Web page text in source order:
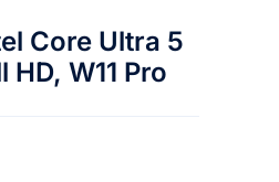
Core Ultra 5
HD, W11 Pro